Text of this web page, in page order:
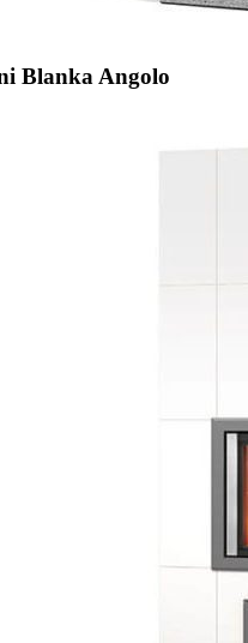
Blanka Angolo